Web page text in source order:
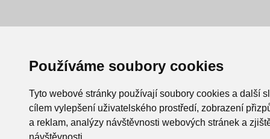
Používáme soubory cookies
Tyto webové stránky používají soubory cookies a další
cílem vylepšení uživatelského prostředí, zobrazení
a reklam, analýzy návštěvnosti webových stránek a
návštěvnosti.